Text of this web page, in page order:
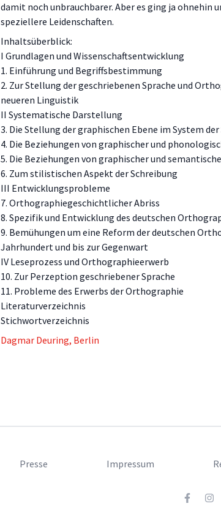
damit noch unbrauchbarer. Aber es ging ja ohnehin
speziellere Leidenschaften.
Inhaltsüberblick:
I Grundlagen und Wissenschaftsentwicklung
1. Einführung und Begriffsbestimmung
2. Zur Stellung der geschriebenen Sprache und
neueren Linguistik
II Systematische Darstellung
3. Die Stellung der graphischen Ebene im System
4. Die Beziehungen von graphischer und
5. Die Beziehungen von graphischer und
6. Zum stilistischen Aspekt der Schreibung
III Entwicklungsprobleme
7. Orthographiegeschichtlicher Abriss
8. Spezifik und Entwicklung des deutschen
9. Bemühungen um eine Reform der deutschen
Jahrhundert und bis zur Gegenwart
IV Leseprozess und Orthographieerwerb
10. Zur Perzeption geschriebener Sprache
11. Probleme des Erwerbs der Orthographie
Literaturverzeichnis
Stichwortverzeichnis
Dagmar Deuring, Berlin
Presse Impressum
Facebook